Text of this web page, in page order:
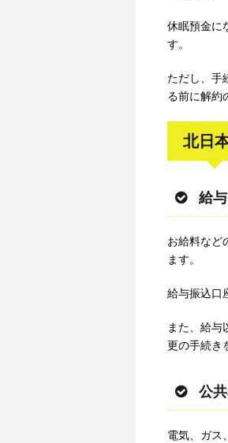
休眠預金に
す。
ただし、手
る前に解約
北日
給
お給料など
ます。
給与振込口
また、給与
更の手続き
公
電気、ガス